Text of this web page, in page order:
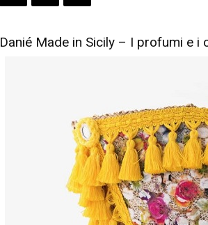
Danié Made in Sicily – I profumi e i